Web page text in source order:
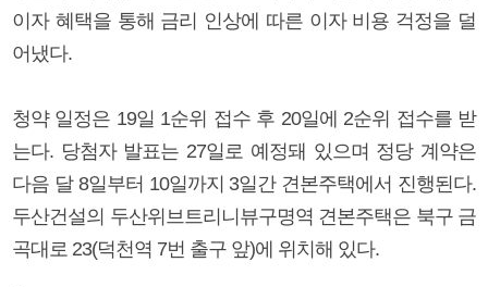
이자 혜택을 통해 금리 인상에 따른 이자 비용 걱정을 덜
어냈다.
청약 일정은 19일 1순위 접수 후 20일에 2순위 접수를 받
는다. 당첨자 발표는 27일로 예정돼 있으며 정당 계약은
다음 달 8일부터 10일까지 3일간 견본주택에서 진행된다.
두산건설의 두산위브트리니뷰구명역 견본주택은 북구 금
곡대로 23(덕천역 7번 출구 앞)에 위치해 있다.